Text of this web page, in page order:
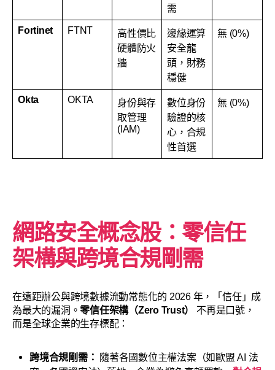
需
Fortinet FTNT
高性價比
硬體防火
牆
邊緣運算
安全龍
頭，財務
穩健
無 (0%)
Okta OKTA
身份與存
取管理
(IAM)
數位身份
驗證的核
心，合規
性首選
無 (0%)
網路安全概念股：零信任
架構與跨境合規剛需
在遠距辦公與跨境數據流動常態化的 2026 年，「信任」成
為最大的漏洞。零信任架構（Zero Trust）
不再是口號，
而是全球企業的生存標配：
跨境合規剛需：
隨著各國數位主權法案（如歐盟 AI 法